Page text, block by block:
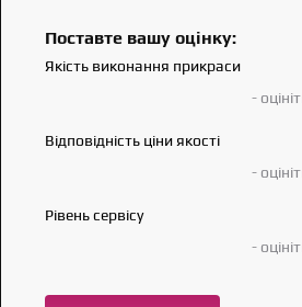
Поставте вашу оцінку:
Якість виконання прикраси
-
Відповідність ціни якості
-
Рівень сервісу
-